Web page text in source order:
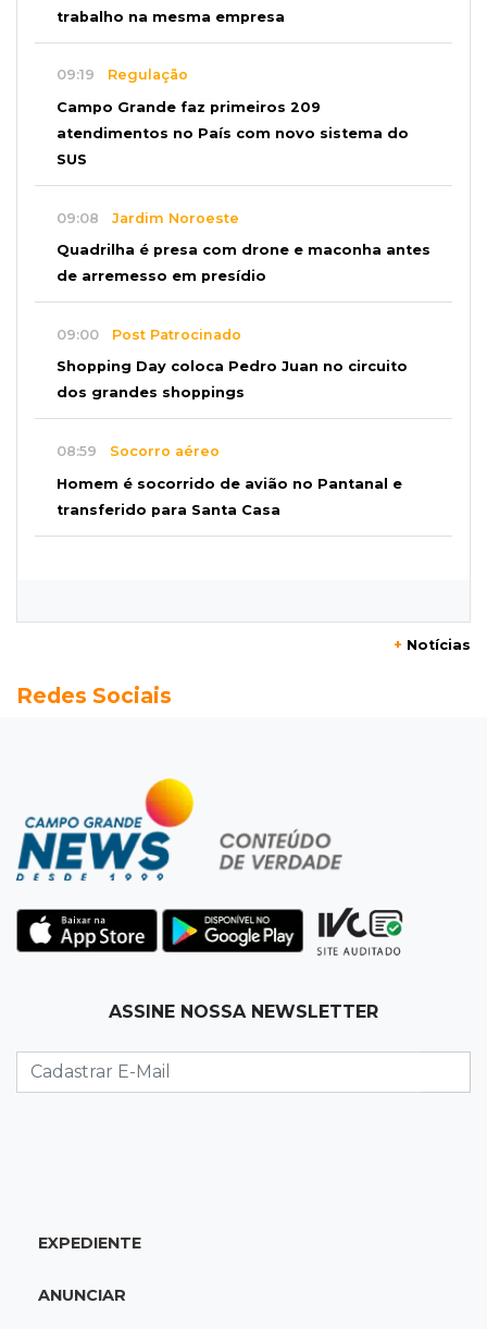
trabalho na mesma empresa
09:19 Regulação
Campo Grande faz primeiros 209
atendimentos no País com novo sistema do
SUS
09:08 Jardim Noroeste
Quadrilha é presa com drone e maconha antes
de arremesso em presídio
09:00 Post Patrocinado
Shopping Day coloca Pedro Juan no circuito
dos grandes shoppings
08:59 Socorro aéreo
Homem é socorrido de avião no Pantanal e
transferido para Santa Casa
anterior não anula Operação Gutenberg
08:48Ideb
Escolas particulares de Campo Grande têm
notas entre 5,5 e 8,3
08:30Entre Risco e Decisão
Recuperação judicial não é lugar para
Trecho da Ernesto Geisel é interditado para
reparo em córrego
Acidente na Rua Antônio Maria Coelho causa
+ Notícias
Redes Sociais
ASSINE NOSSA NEWSLETTER
EXPEDIENTE
ANUNCIAR